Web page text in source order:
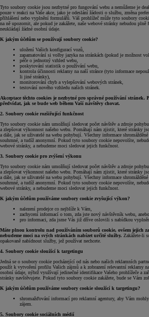
Tyto soubory cookie jsou nezbytné pro fungování webu a nemůžeme je
pouze v reakci na Vaše akce, jako je odeslání žádosti o službu, změna
přihlášení nebo vyplnění formulářů. Váš prohlížeč může tyto soubory
na ně upozornit, ale pokud je zakážete, naše webové stránky nebudou
neukládají žádné osobní údaje.
K jakým účelům se používají soubory cookie?
uložení Vašich konfigurací vozů,
zapamatování si volby jazyka na stránkách (pokud je možnost
péče o jednotný vzhled webu,
poskytování statistik o používání webu,
kontrola účinnosti reklamy na naší stránce (tyto informace
li jiné stránky),
monitorování chyb a vylepšování webových stránek,
testování nového vzhledu našich stránek.
Akceptace těchto cookies je nezbytné pro správné používání stránek.
předvídat, jak se bude web během Vaší návštěvy chovat.
2. Soubory cookie rozšiřující funkčnost
Tyto soubory cookie nám umožňují sledovat počet návštěv a zdroje
a zlepšovat výkonnost našeho webu. Pomáhají nám zjistit, které stránky
a dále, jak se uživatelé na webu pohybují. Všechny informace
souhrnné, a tudíž anonymní. Pokud tyto soubory cookie nepovolíte,
webové stránky, a nebudeme moci sledovat jejich funkčnost.
3. Soubory cookie pro zvýšení výkonu
Tyto soubory cookie nám umožňují sledovat počet návštěv a zdroje
a zlepšovat výkonnost našeho webu. Pomáhají nám zjistit, které stránky
a dále, jak se uživatelé na webu pohybují. Všechny informace
souhrnné, a tudíž anonymní. Pokud tyto soubory cookie nepovolíte,
webové stránky, a nebudeme moci sledovat jejich funkčnost.
K jakým účelům používáme soubory cookie zvyšující výkon?
nalezení prodejce co nejblíže k Vám,
zachycení informací o tom, zda jste nový návštěvník webu,
pro informaci, zda jsme Vás již dříve oslovili s nabídkou
Máte plnou kontrolu nad používáním souborů cookie, ovšem jejich
nebudeme moci na svých stránkách nabízet určité služby. Zakážete-li
opakovaně nabídnout služby, jež používat nechcete.
4. Soubory cookie sloužící k targetingu
Jedná se o soubory cookie pocházející od nás nebo našich reklamních
použít k vytvoření profilu Vašich zájmů a k zobrazení relevantní reklamy
osobní údaje, nýbrž využívají jedinečné identifikace Vašeho prohlížeče a
stránky navštěvujete. Pokud tyto soubory cookie zakážete, bude se Vám
K jakým účelům používáme soubory cookie sloužící k targetingu?
shromažďování informací pro reklamní agentury, aby Vám
zájem.
5. Soubory cookie sociálních médií